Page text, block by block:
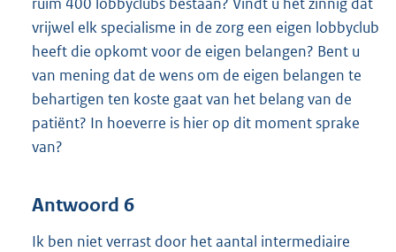
ruim 400 lobbyclubs bestaan? Vindt u het zinnig dat
vrijwel elk specialisme in de zorg een eigen lobbyclub
heeft die opkomt voor de eigen belangen? Bent u
van mening dat de wens om de eigen belangen te
behartigen ten koste gaat van het belang van de
patiënt? In hoeverre is hier op dit moment sprake
van?
Antwoord 6
Ik ben niet verrast door het aantal intermediaire